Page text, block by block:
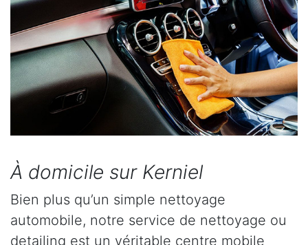
À domicile sur Kerniel
Bien plus qu’un simple nettoyage
automobile, notre service de nettoyage ou
detailing est un véritable centre mobile